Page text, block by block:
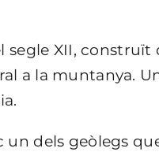
segle XII, construït
a la muntanya.
un dels geòlegs